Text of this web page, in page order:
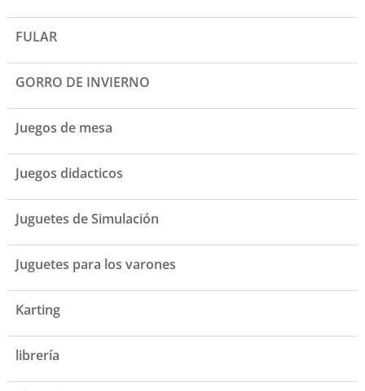
FULAR
GORRO DE INVIERNO
Juegos de mesa
Juegos didacticos
Juguetes de Simulación
Juguetes para los varones
Karting
librería